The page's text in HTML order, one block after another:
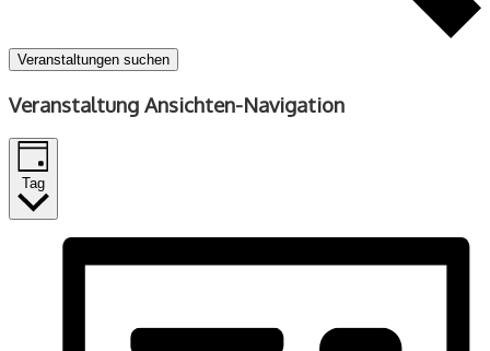
Veranstaltungen suchen
Veranstaltung Ansichten-Navigation
Tag